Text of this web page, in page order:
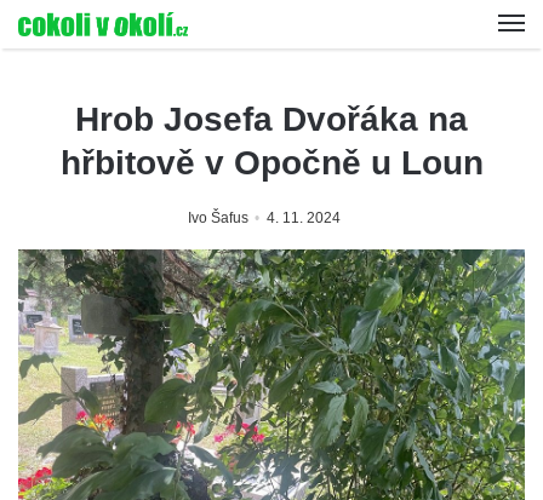
Hrob Josefa Dvořáka na
hřbitově v Opočně u Loun
Ivo Šafus 4. 11. 2024